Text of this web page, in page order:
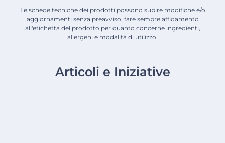
Le schede tecniche dei prodotti possono subire modifiche e/o
aggiornamenti senza preavviso, fare sempre affidamento
all'etichetta del prodotto per quanto concerne ingredienti,
allergeni e modalità di utilizzo.
Articoli e Iniziative